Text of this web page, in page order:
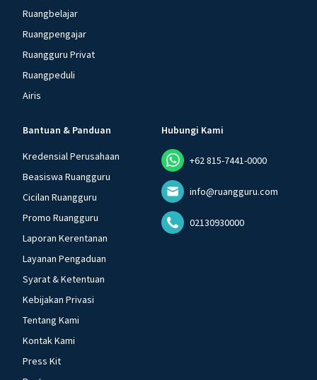
Ruangbelajar
Ruangpengajar
Ruangguru Privat
Ruangpeduli
Airis
Bantuan & Panduan
Kredensial Perusahaan
Beasiswa Ruangguru
Cicilan Ruangguru
Promo Ruangguru
Laporan Kerentanan
Layanan Pengaduan
Syarat & Ketentuan
Kebijakan Privasi
Tentang Kami
Kontak Kami
Press Kit
Hubungi Kami
+62 815-7441-0000
info@ruangguru.com
02130930000